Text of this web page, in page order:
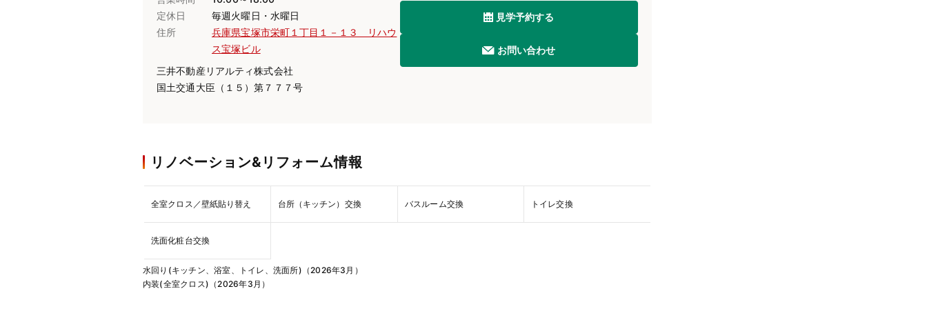
定休日
毎週火曜日・水曜日
住所
兵庫県宝塚市栄町１丁目１－１３ リハウ
ス宝塚ビル
三井不動産リアルティ株式会社
国土交通大臣（１５）第７７７号
見学予約する
お問い合わせ
リノベーション&リフォーム情報
全室クロス／壁紙貼り替え 台所（キッチン）交換 バスルーム交換 トイレ交換
洗面化粧台交換
水回り(キッチン、浴室、トイレ、洗面所)（2026年3月）
内装(全室クロス)（2026年3月）